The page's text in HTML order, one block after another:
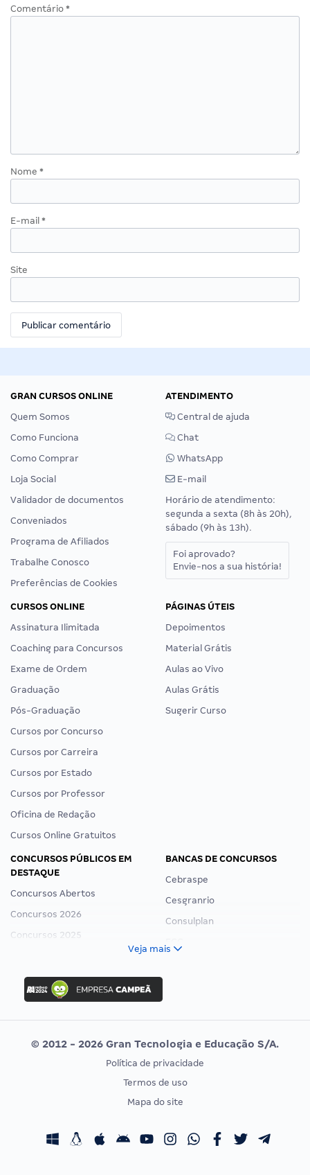
Comentário *
Nome *
E-mail *
Site
GRAN CURSOS ONLINE
Quem Somos
Como Funciona
Como Comprar
Loja Social
Validador de documentos
Conveniados
Programa de Afiliados
Trabalhe Conosco
Preferências de Cookies
ATENDIMENTO
Central de ajuda
Chat
WhatsApp
E-mail
Horário de atendimento:
segunda a sexta (8h às 20h),
sábado (9h às 13h).
Foi aprovado?
Envie-nos a sua história!
CURSOS ONLINE
Assinatura Ilimitada
Coaching para Concursos
Exame de Ordem
Graduação
Pós-Graduação
Cursos por Concurso
Cursos por Carreira
Cursos por Estado
Cursos por Professor
Oficina de Redação
Cursos Online Gratuitos
PÁGINAS ÚTEIS
Depoimentos
Material Grátis
Aulas ao Vivo
Aulas Grátis
Sugerir Curso
CONCURSOS PÚBLICOS EM
DESTAQUE
Concursos Abertos
Concursos 2026
Concursos 2025
Concurso Ibama
Concurso MPU
Editais publicados
BANCAS DE CONCURSOS
Cebraspe
Cesgranrio
Consulplan
Vunesp
CONCURSOS POR PROFISSÃO
Concursos Fiscais
EXAME DE ORDEM
Calendário OAB
Veja mais
© 2012 - 2026 Gran Tecnologia e Educação S/A.
Política de privacidade
Termos de uso
Mapa do site